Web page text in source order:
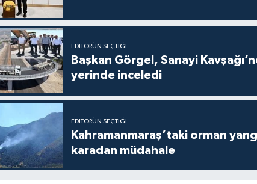
EDITÖRÜN SEÇTIĞI
Başkan Görgel, Sanayi
yerinde inceledi
EDITÖRÜN SEÇTIĞI
Kahramanmaraş’taki orman
karadan müdahale